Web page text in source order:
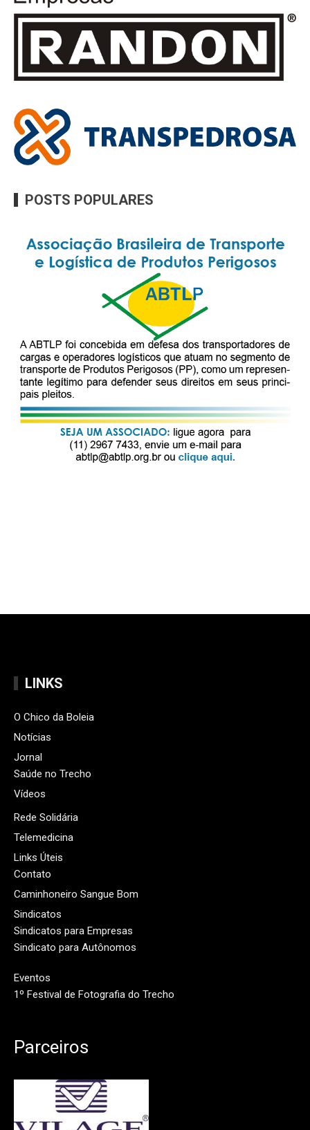
POSTS POPULARES
LINKS
O Chico da Boleia
Notícias
Jornal
Saúde no Trecho
Vídeos
Rede Solidária
Telemedicina
Links Úteis
Contato
Caminhoneiro Sangue Bom
Sindicatos
Sindicatos para Empresas
Sindicato para Autônomos
Eventos
1º Festival de Fotografia do Trecho
Parceiros